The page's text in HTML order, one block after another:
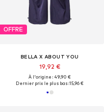
OFFRE
BELLA X ABOUT YOU
19,92 €
À l'origine : 49,90 €
Dernier prix le plus bas :15,96 €